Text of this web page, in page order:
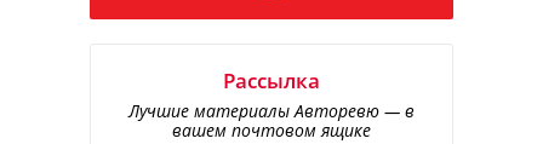
Рассылка
Лучшие материалы Авторевю — в
вашем почтовом ящике